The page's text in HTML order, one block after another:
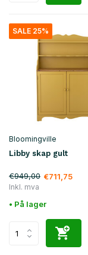
SALE 25%
Bloomingville
Libby skap gult
€949,00 €711,75
Inkl. mva
• På lager